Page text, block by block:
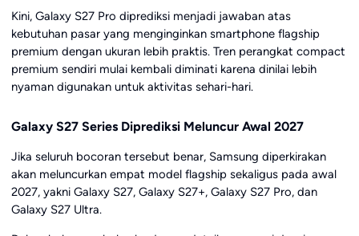
Kini, Galaxy S27 Pro diprediksi menjadi jawaban atas
kebutuhan pasar yang menginginkan smartphone flagship
premium dengan ukuran lebih praktis. Tren perangkat compact
premium sendiri mulai kembali diminati karena dinilai lebih
nyaman digunakan untuk aktivitas sehari-hari.
Galaxy S27 Series Diprediksi Meluncur Awal 2027
Jika seluruh bocoran tersebut benar, Samsung diperkirakan
akan meluncurkan empat model flagship sekaligus pada awal
2027, yakni Galaxy S27, Galaxy S27+, Galaxy S27 Pro, dan
Galaxy S27 Ultra.